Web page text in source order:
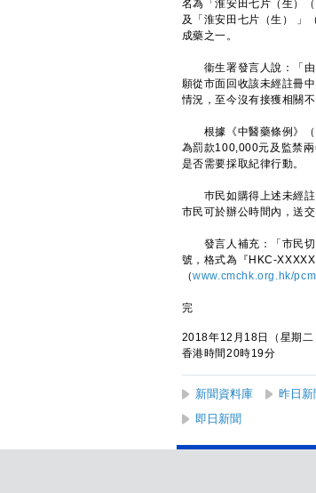
名為「淮安田七片（生）
及「淮安田七片（生） 」
成藥之一。
衞生署發言人說：「由
願從市面回收該未經註冊
情況，至今沒有接獲相關不
根據《中醫藥條例》（
為罰款100,000元及監禁
是否需要採取紀律行動。
巿民如購得上述未經註
市民可於辦公時間內，送
發言人補充：「市民切
號，格式為『HKC-
（www.cmchk.org.hk/
完
2018年12月18日（星期二
香港時間20時19分
新聞資料庫 昨日新
即日新聞